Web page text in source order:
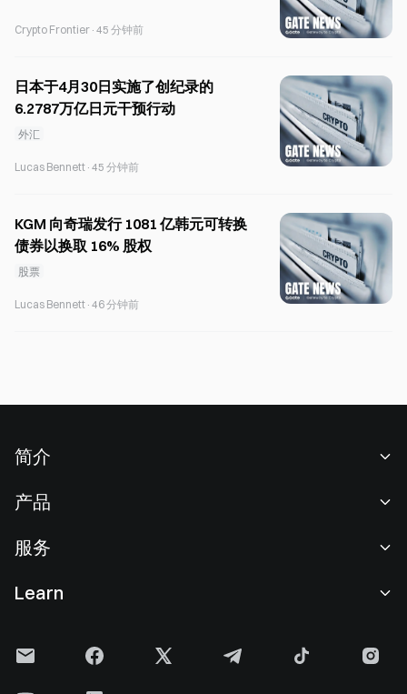
Crypto Frontier · 45 分钟前
日本于4月30日实施了创纪录的
6.2787万亿日元干预行动
外汇
Lucas Bennett · 45 分钟前
KGM 向奇瑞发行 1081 亿韩元可转换
债券以换取 16% 股权
股票
Lucas Bennett · 46 分钟前
简介
新闻中心
产品
现货交易
理财中心
服务
Learn
Gate 快讯